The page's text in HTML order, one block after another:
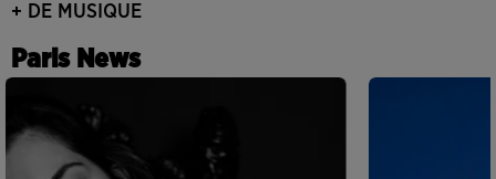
+ DE MUSIQUE
Paris News